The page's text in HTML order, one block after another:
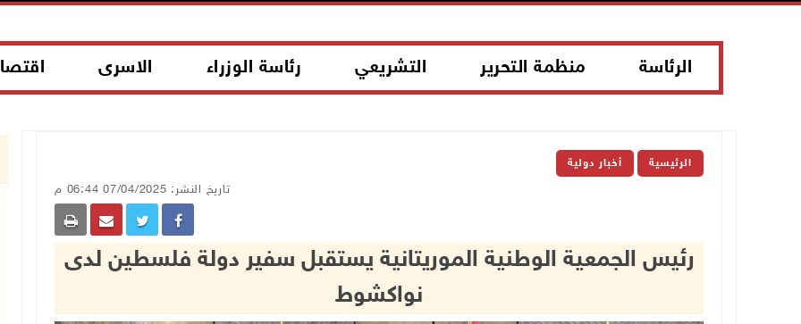
الرئاسة منظمة التحرير التشريعي رئاسة الوزراء الاسرى
الرئيسية أخبار دولية
تاريخ النشر: 07/04/2025 06:44 م
رئيس الجمعية الوطنية الموريتانية يستقبل سفير دولة فلسطين لدى
نواكشوط